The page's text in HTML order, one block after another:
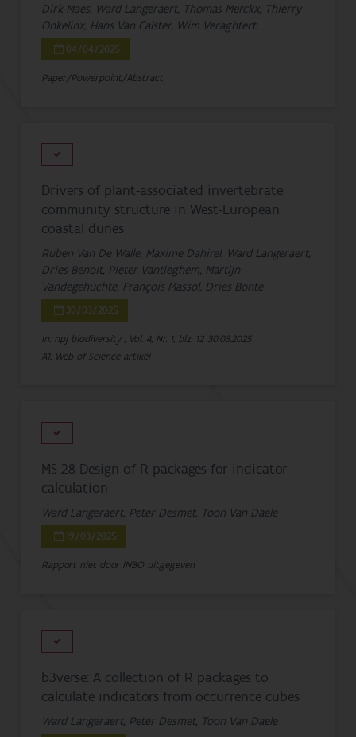
Dirk Maes, Ward Langeraert, Thomas Merckx, Thierry
Onkelinx, Hans Van Calster, Wim Veraghtert
04/04/2025
Paper/Powerpoint/Abstract
Drivers of plant-associated invertebrate
community structure in West-European
coastal dunes
Ruben Van De Walle, Maxime Dahirel, Ward Langeraert,
Dries Benoit, Pieter Vantieghem, Martijn
Vandegehuchte, François Massol, Dries Bonte
30/03/2025
In: npj biodiversity , Vol. 4, Nr. 1, blz. 12 30.03.2025
A1: Web of Science-artikel
MS 28 Design of R packages for indicator
calculation
Ward Langeraert, Peter Desmet, Toon Van Daele
19/03/2025
Rapport niet door INBO uitgegeven
b3verse: A collection of R packages to
calculate indicators from occurrence cubes
Ward Langeraert, Peter Desmet, Toon Van Daele